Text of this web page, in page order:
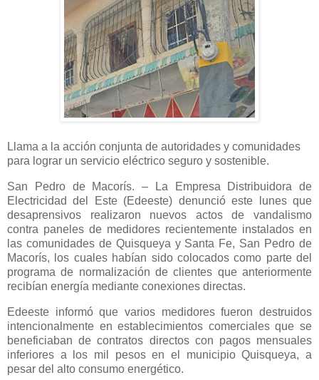
Llama a la acción conjunta de autoridades y comunidades
para lograr un servicio eléctrico seguro y sostenible.
San Pedro de Macorís. – La Empresa Distribuidora de
Electricidad del Este (Edeeste) denunció este lunes que
desaprensivos realizaron nuevos actos de vandalismo
contra paneles de medidores recientemente instalados en
las comunidades de Quisqueya y Santa Fe, San Pedro de
Macorís, los cuales habían sido colocados como parte del
programa de normalización de clientes que anteriormente
recibían energía mediante conexiones directas.
Edeeste informó que varios medidores fueron destruidos
intencionalmente en establecimientos comerciales que se
beneficiaban de contratos directos con pagos mensuales
inferiores a los mil pesos en el municipio Quisqueya, a
pesar del alto consumo energético.